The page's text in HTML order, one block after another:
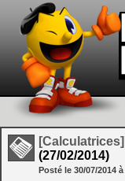
[Calculatrices]
(27/02/2014)
Posté le 30/07/2014 à